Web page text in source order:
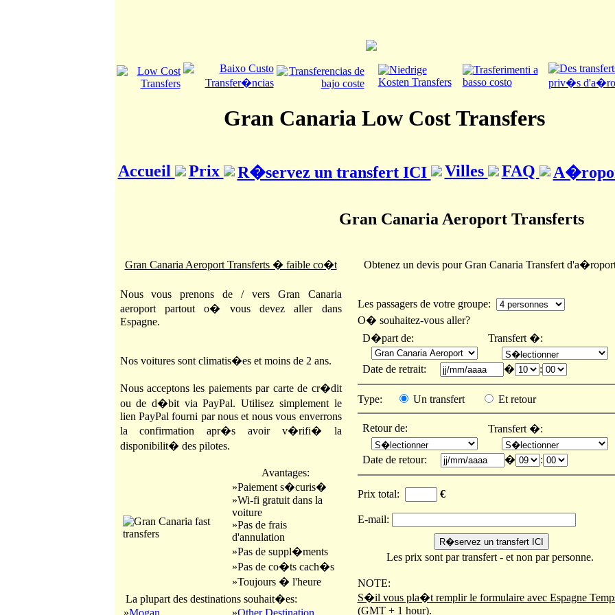
Gran Canaria Low Cost Transfers
Accueil Prix R�servez un transfert ICI Villes FAQ
Gran Canaria Aeroport Transferts
Gran Canaria Aeroport Transferts � faible co�t
Nous vous prenons de / vers Gran Canaria
aeroport partout o� vous devez aller dans
Espagne.
Nos voitures sont climatis�es et moins de 2 ans.
Nous acceptons les paiements par carte de cr�dit
ou de d�bit via PayPal. Utilisez simplement le
lien PayPal fourni par nous et nous vous enverrons
la confirmation apr�s avoir v�rifi� la
disponibilit� des pilotes.
Avantages:
»Paiement s�curis�
»Wi-fi gratuit dans la
voiture
»Pas de frais
d'annulation
»Pas de suppl�ments
»Pas de co�ts cach�s
»Toujours � l'heure
La plupart des destinations souhait�es:
»Mogan »Other Destination
Obtenez un devis pour Gran Canaria Transfert
Les passagers de votre groupe:
O� souhaitez-vous aller?
D�part de:
Transfert �:
Date de retrait: � :
Type: Un transfert Et retour
Retour de: Transfert �:
Date de retour: � :
Prix total: €
E-mail:
Les prix sont par transfert - et non par personne.
NOTE:
S�il vous pla�t remplir le formulaire avec Espagne
(GMT + 1 hour).